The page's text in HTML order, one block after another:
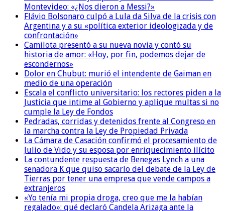
Montevideo: «¿Nos dieron a Messi?»
Flávio Bolsonaro culpó a Lula da Silva de la crisis con
Argentina y a su «política exterior ideologizada y de
confrontación»
Camilota presentó a su nueva novia y contó su
historia de amor: «Hoy, por fin, podemos dejar de
escondernos»
Dolor en Chubut: murió el intendente de Gaiman en
medio de una operación
Escala el conflicto universitario: los rectores piden a la
Justicia que intime al Gobierno y aplique multas si no
cumple la Ley de Fondos
Pedradas, corridas y detenidos frente al Congreso en
la marcha contra la Ley de Propiedad Privada
La Cámara de Casación confirmó el procesamiento de
Julio de Vido y su esposa por enriquecimiento ilícito
La contundente respuesta de Benegas Lynch a una
senadora K que quiso sacarlo del debate de la Ley de
Tierras por tener una empresa que vende campos a
extranjeros
«Yo tenía mi propia droga, creo que me la habían
regalado»: qué declaró Candela Arizaga ante la